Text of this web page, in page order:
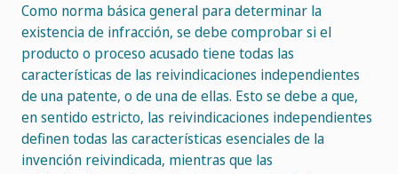
Como norma básica general para determinar la
existencia de infracción, se debe comprobar si el
producto o proceso acusado tiene todas las
características de las reivindicaciones independientes
de una patente, o de una de ellas. Esto se debe a que,
en sentido estricto, las reivindicaciones independientes
definen todas las características esenciales de la
invención reivindicada, mientras que las